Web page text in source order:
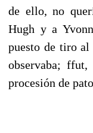
de ello, no
Hugh y a
puesto de tiro al
observaba;
procesión de